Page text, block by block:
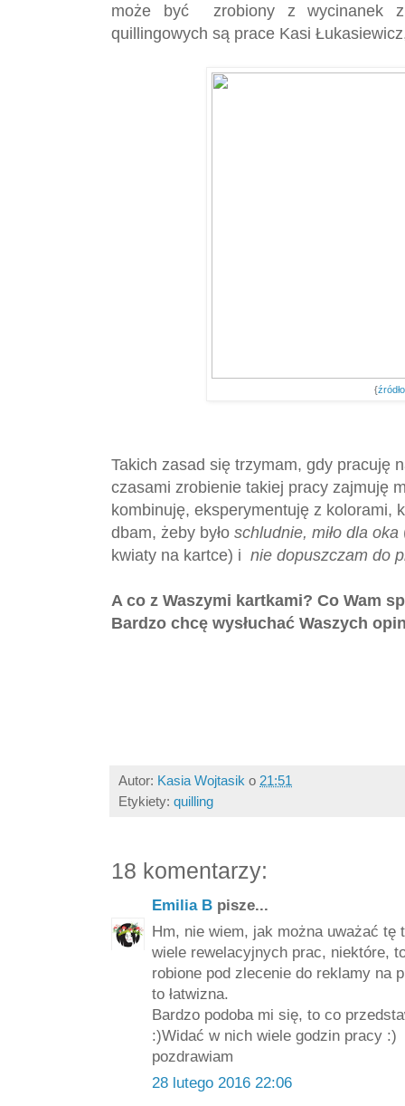
może być zrobiony z wycinanek z
quillingowych są prace Kasi
{źródło
Takich zasad się trzymam, gdy pracuję
czasami zrobienie takiej pracy zajmuję
kombinuję, eksperymentuję z kolorami,
dbam, żeby było schludnie, miło dla oka
kwiaty na kartce) i nie dopuszczam do
A co z Waszymi kartkami? Co Wam
Bardzo chcę wysłuchać Waszych
Autor: Kasia Wojtasik o 21:51
Etykiety: quilling
18 komentarzy:
Emilia B pisze...
Hm, nie wiem, jak można uważać tę
wiele rewelacyjnych prac, niektóre,
robione pod zlecenie do reklamy na
to łatwizna.
Bardzo podoba mi się, to co
:)Widać w nich wiele godzin pracy :)
pozdrawiam
28 lutego 2016 22:06